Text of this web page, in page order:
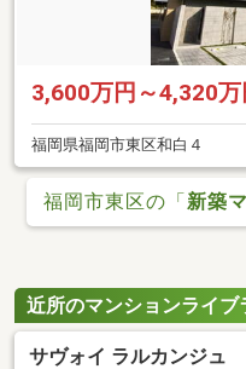
3,600万円～4,320万
福岡県福岡市東区和白４
福岡市東区の「新築
近所のマンションライブ
サヴォイ ラルカンジュ